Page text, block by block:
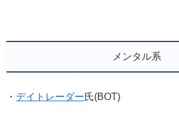
メンタル系
・ デイトレーダー氏(BOT)